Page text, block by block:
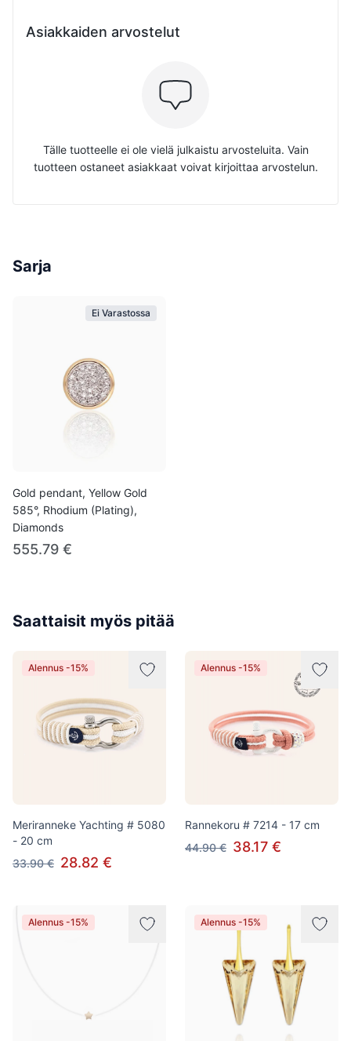
Asiakkaiden arvostelut
Tälle tuotteelle ei ole vielä julkaistu arvosteluita. Vain
tuotteen ostaneet asiakkaat voivat kirjoittaa arvostelun.
Sarja
Ei Varastossa
Gold pendant, Yellow Gold
585°, Rhodium (Plating),
Diamonds
555.79 €
Saattaisit myös pitää
Alennus -15%
Meriranneke Yachting # 5080
- 20 cm
33.90 € 28.82 €
Alennus -15%
Rannekoru # 7214 - 17 cm
44.90 € 38.17 €
Alennus -15% Alennus -15%